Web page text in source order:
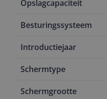
Opslagcapaciteit
Besturingssysteem
Introductiejaar
Schermtype
Schermgrootte